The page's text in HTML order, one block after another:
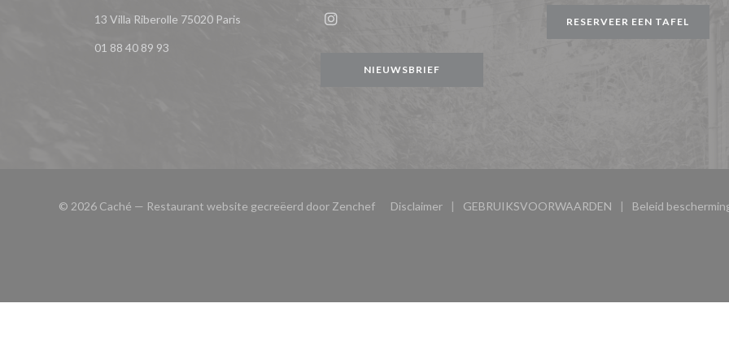
13 Villa Riberolle 75020 Paris((opent in een nieuw venster))
01 88 40 89 93
NIEUWSBRIEF
RESERVEER EEN TAFEL
© 2026 Caché — Restaurant website gecreëerd door Zenchef((opent in een nieuw venster))
Disclaimer
((opent in een nieuw venster))
GEBRUIKSVOORWAARDEN
((opent in een nieuw venster))
Beleid